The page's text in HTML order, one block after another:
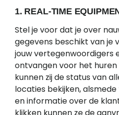
1. REAL-TIME
Stel je voor dat je over
gegevens beschikt van je
jouw vertegenwoordigers
ontvangen voor het
kunnen zij de status van
locaties bekijken,
en informatie over de
klikken kunnen ze de